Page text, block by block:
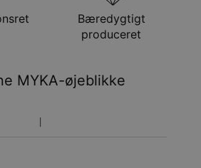
lør. 15. aug. - man. 17.
aug.
yderligere afgifter.
at tidsperioden nævnt ovenfor er
Bæredygtigt
produceret
MYKA-øjeblikke